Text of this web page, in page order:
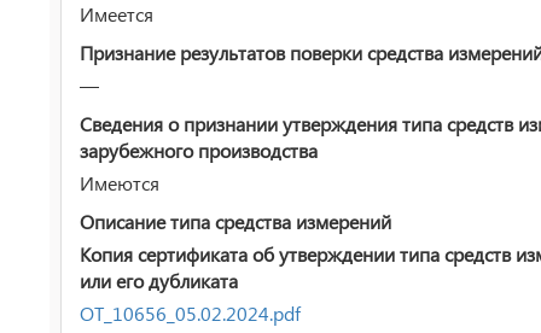
Имеется
Признание результатов поверки средства
—
Сведения о признании утверждения типа средств
зарубежного производства
Имеются
Описание типа средства измерений
Копия сертификата об утверждении типа средств
или его дубликата
ОТ_10656_05.02.2024.pdf